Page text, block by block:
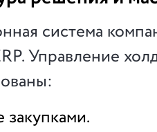
система
Управление